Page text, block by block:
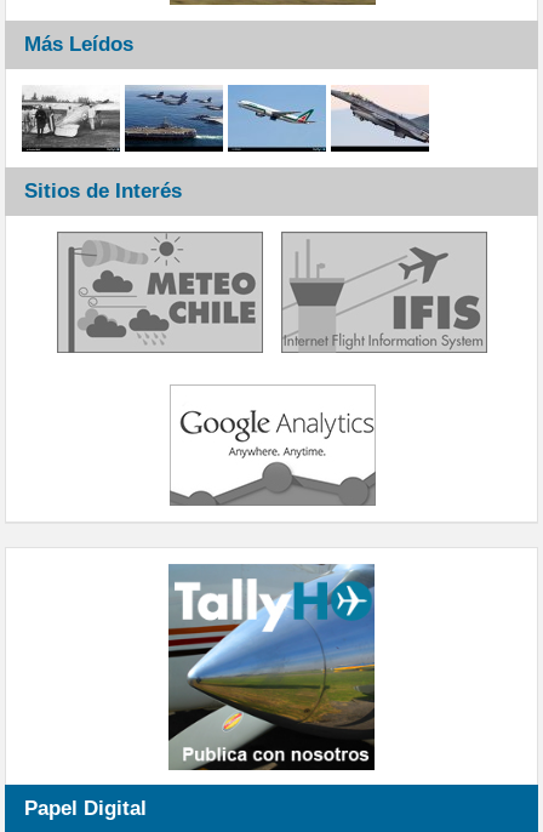
Más Leídos
Sitios de Interés
Papel Digital